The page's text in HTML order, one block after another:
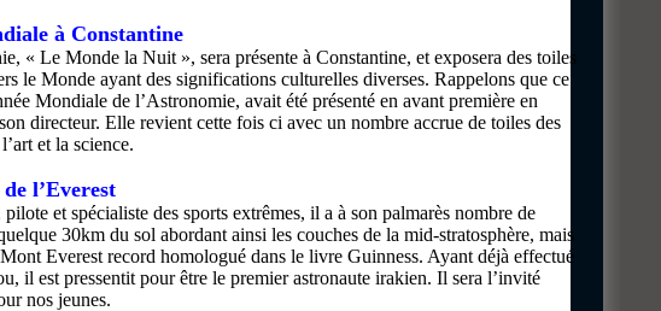
à Constantine
« Le Monde la Nuit », sera présente à Constantine, et exposera des toiles
le Monde ayant des significations culturelles diverses. Rappelons que ce
Mondiale de l’Astronomie, avait été présenté en avant première en
directeur. Elle revient cette fois ci avec un nombre accrue de toiles des
et la science.
l’Everest
et spécialiste des sports extrêmes, il a à son palmarès nombre de
30km du sol abordant ainsi les couches de la mid-stratosphère, mais
Everest record homologué dans le livre Guinness. Ayant déjà effectué
il est pressentit pour être le premier astronaute irakien. Il sera l’invité
nos jeunes.